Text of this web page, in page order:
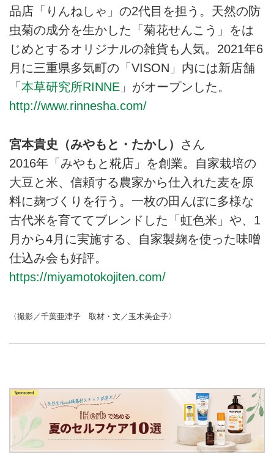
品店「りんねしゃ」の2代目を担う。天然の防
虫菊の成分を生かした「菊花せんこう」をは
じめとするオリジナルの雑貨も人気。2021年6
月に三重県多気町の「VISON」内には新店舗
「 本草研究所RINNE 」がオープンした。
http://www.rinnesha.com/
宮本貴史（みやもと・たかし） さん
2016年「みやもと糀店」を創業。自家栽培の
大豆と米、信頼する農家から仕入れた麦を原
料に麹づくりを行う。一枚の田んぼに多様な
古代米を育ててブレンドした「虹色米」や、1
月から4月に実施する、自家製麹を使った味噌
仕込み会も好評。
https://miyamotokojiten.com/
〈撮影／千葉亜津子 取材・文／玉木美企子〉